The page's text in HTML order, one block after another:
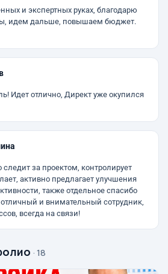
и экспертных руках, благодарю
идем дальше, повышаем бюджет.
Идет отлично, Директ уже окупился
следит за проектом, контролирует
активно предлагает улучшения
также отдельное спасибо
и внимательный сотрудник,
всегда на связи!
· 18